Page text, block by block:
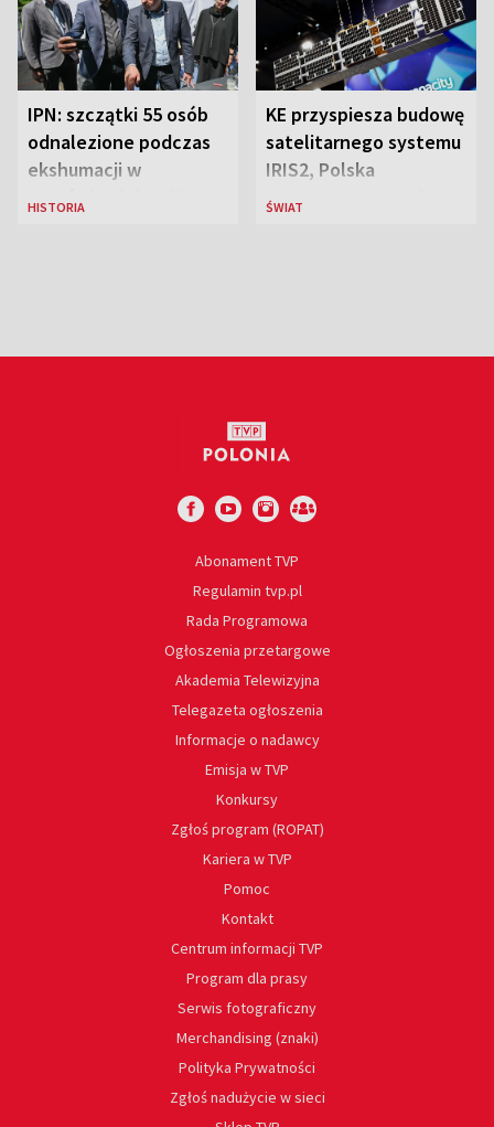
IPN: szczątki 55 osób
odnalezione podczas
ekshumacji w
Ostrówkach i Woli
HISTORIA
KE przyspiesza budowę
satelitarnego systemu
IRIS2, Polska
przeznaczy 656 mln
ŚWIAT
Abonament TVP
Regulamin tvp.pl
Rada Programowa
Ogłoszenia przetargowe
Akademia Telewizyjna
Telegazeta ogłoszenia
Informacje o nadawcy
Emisja w TVP
Konkursy
Zgłoś program (ROPAT)
Kariera w TVP
Pomoc
Kontakt
Centrum informacji TVP
Program dla prasy
Serwis fotograficzny
Merchandising (znaki)
Polityka Prywatności
Zgłoś nadużycie w sieci